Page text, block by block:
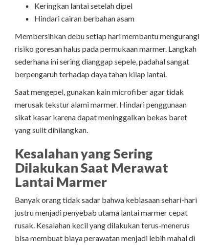
Keringkan lantai setelah dipel
Hindari cairan berbahan asam
Membersihkan debu setiap hari membantu mengurangi
risiko goresan halus pada permukaan marmer. Langkah
sederhana ini sering dianggap sepele, padahal sangat
berpengaruh terhadap daya tahan kilap lantai.
Saat mengepel, gunakan kain microfiber agar tidak
merusak tekstur alami marmer. Hindari penggunaan
sikat kasar karena dapat meninggalkan bekas baret
yang sulit dihilangkan.
Kesalahan yang Sering
Dilakukan Saat Merawat
Lantai Marmer
Banyak orang tidak sadar bahwa kebiasaan sehari-hari
justru menjadi penyebab utama lantai marmer cepat
rusak. Kesalahan kecil yang dilakukan terus-menerus
bisa membuat biaya perawatan menjadi lebih mahal di